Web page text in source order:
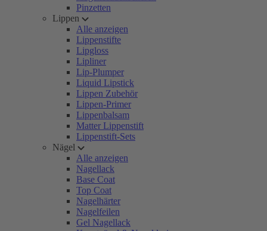
Pinzetten
Lippen
Alle anzeigen
Lippenstifte
Lipgloss
Lipliner
Lip-Plumper
Liquid Lipstick
Lippen Zubehör
Lippen-Primer
Lippenbalsam
Matter Lippenstift
Lippenstift-Sets
Nägel
Alle anzeigen
Nagellack
Base Coat
Top Coat
Nagelhärter
Nagelfeilen
Gel Nagellack